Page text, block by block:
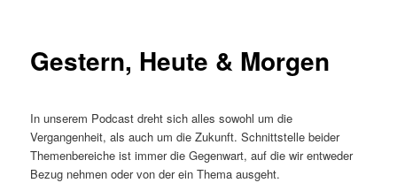
Gestern, Heute & Morgen
In unserem Podcast dreht sich alles sowohl um die
Vergangenheit, als auch um die Zukunft. Schnittstelle beider
Themenbereiche ist immer die Gegenwart, auf die wir entweder
Bezug nehmen oder von der ein Thema ausgeht.